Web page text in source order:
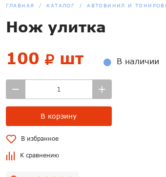
ГЛАВНАЯ КАТАЛОГ АВТОВИНИЛ И
Нож улитка
100 шт В наличии
В корзину
В избранное
К сравнению